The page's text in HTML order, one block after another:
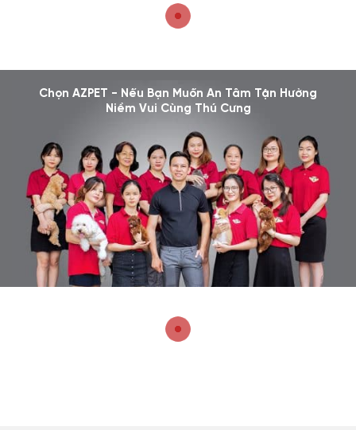
Chọn AZPET - Nếu Bạn Muốn An Tâm Tận Hưởng
Niềm Vui Cùng Thú Cưng